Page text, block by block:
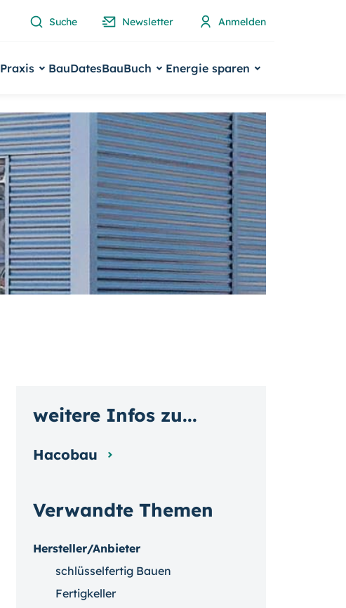
Suche Newsletter Anmelden
Praxis BauDatesBauBuch Energie sparen
Verwandte Themen
Hersteller/Anbieter
schlüsselfertig Bauen
Fertigkeller
weitere Infos zu...
Hacobau